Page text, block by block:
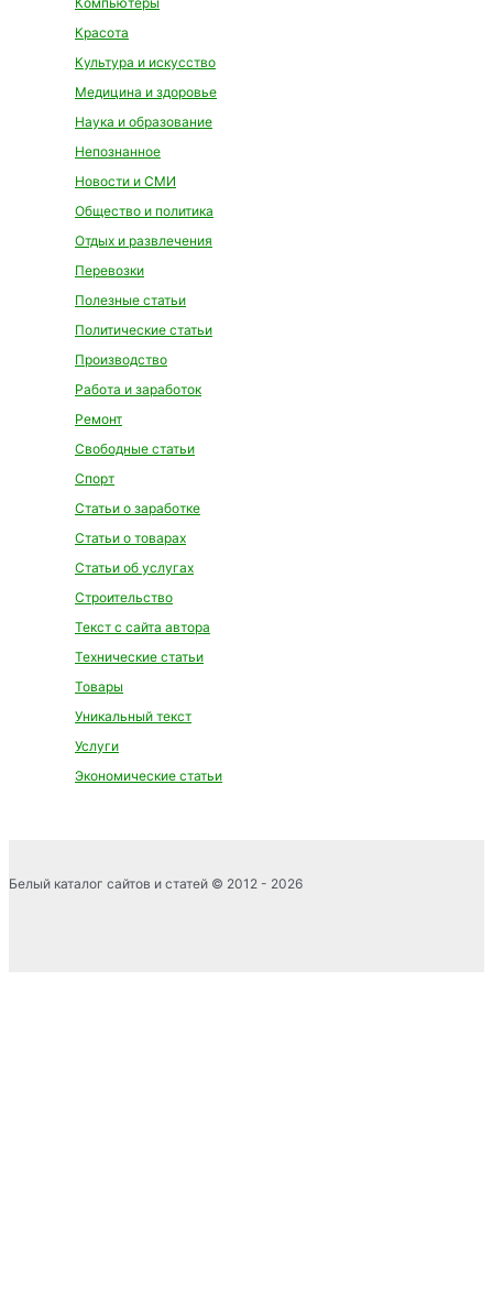
Красота
Культура и искусство
Медицина и здоровье
Наука и образование
Непознанное
Новости и СМИ
Общество и политика
Отдых и развлечения
Перевозки
Полезные статьи
Политические статьи
Производство
Работа и заработок
Ремонт
Свободные статьи
Спорт
Статьи о заработке
Статьи о товарах
Статьи об услугах
Строительство
Текст с сайта автора
Технические статьи
Товары
Уникальный текст
Услуги
Экономические статьи
Белый каталог сайтов и статей © 2012 - 2026